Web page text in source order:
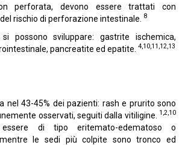
perforata, devono essere trattati con
rischio di perforazione intestinale.
8
si possono sviluppare: gastrite ischemica,
pancreatite ed epatite. 4,10,11,12,13
nel 43-45% dei pazienti: rash e prurito sono
osservati, seguiti dalla vitiligine.
1,2,10
essere di tipo eritemato-edematoso o
mentre le sedi più colpite sono tronco ed